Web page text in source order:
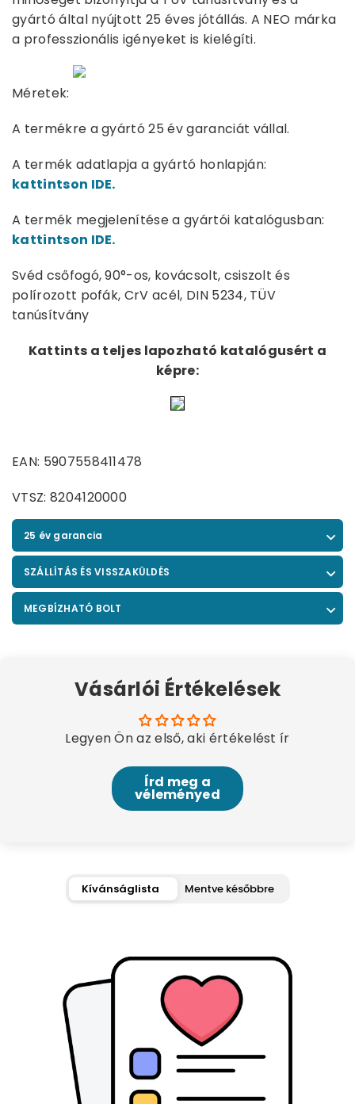
gyártó által nyújtott 25 éves jótállás. A NEO márka
a professzionális igényeket is kielégíti.
Méretek:
A termékre a gyártó 25 év garanciát vállal.
A termék adatlapja a gyártó honlapján:
kattintson IDE.
A termék megjelenítése a gyártói katalógusban:
kattintson IDE.
Svéd csőfogó, 90°-os, kovácsolt, csiszolt és
polírozott pofák, CrV acél, DIN 5234, TÜV
tanúsítvány
Kattints a teljes lapozható katalógusért a
képre:
EAN: 5907558411478
VTSZ: 8204120000
25 év garancia
SZÁLLÍTÁS ÉS VISSZAKÜLDÉS
MEGBÍZHATÓ BOLT
Vásárlói Értékelések
Legyen Ön az első, aki értékelést ír
Írd meg a
véleményed
Kívánságlista Mentve későbbre